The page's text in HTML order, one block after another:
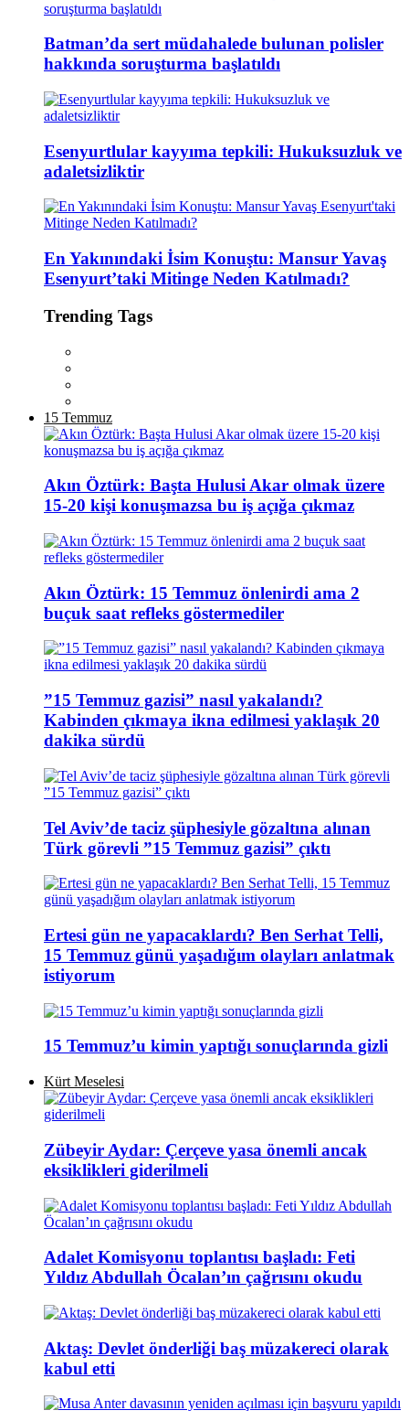
Batman’da sert müdahalede bulunan polisler
hakkında soruşturma başlatıldı
Esenyurtlular kayyıma tepkili: Hukuksuzluk ve
adaletsizliktir
En Yakınındaki İsim Konuştu: Mansur Yavaş
Esenyurt’taki Mitinge Neden Katılmadı?
Trending Tags
15 Temmuz
Akın Öztürk: Başta Hulusi Akar olmak üzere
15-20 kişi konuşmazsa bu iş açığa çıkmaz
Akın Öztürk: 15 Temmuz önlenirdi ama 2
buçuk saat refleks göstermediler
”15 Temmuz gazisi” nasıl yakalandı?
Kabinden çıkmaya ikna edilmesi yaklaşık 20
dakika sürdü
Tel Aviv’de taciz şüphesiyle gözaltına alınan
Türk görevli ”15 Temmuz gazisi” çıktı
Ertesi gün ne yapacaklardı? Ben Serhat Telli,
15 Temmuz günü yaşadığım olayları anlatmak
istiyorum
15 Temmuz’u kimin yaptığı sonuçlarında gizli
Kürt Meselesi
Zübeyir Aydar: Çerçeve yasa önemli ancak
eksiklikleri giderilmeli
Adalet Komisyonu toplantısı başladı: Feti
Yıldız Abdullah Öcalan’ın çağrısını okudu
Aktaş: Devlet önderliği baş müzakereci olarak
kabul etti